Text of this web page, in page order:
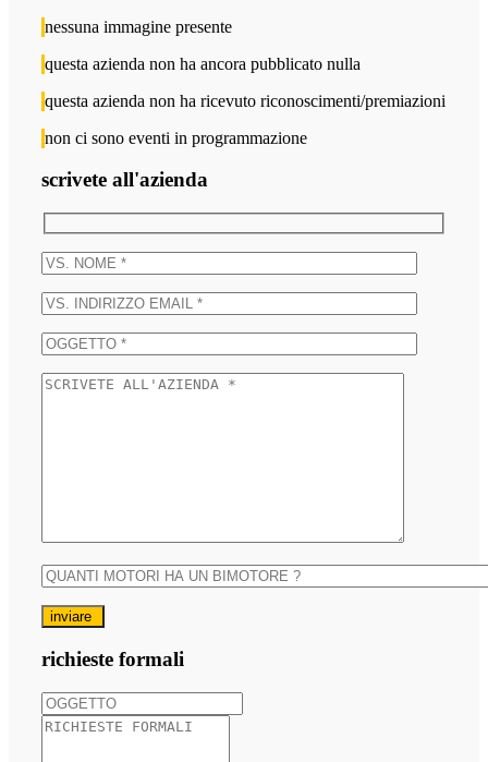
nessuna immagine presente
questa azienda non ha ancora pubblicato nulla
questa azienda non ha ricevuto riconoscimenti/premiazioni
non ci sono eventi in programmazione
scrivete all'azienda
inviare
richieste formali